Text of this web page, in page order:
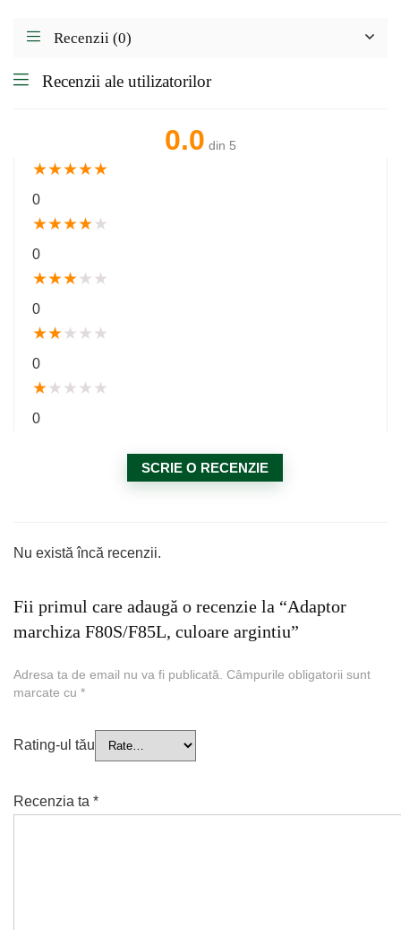
Recenzii (0)
Recenzii ale utilizatorilor
0.0 din 5
★★★★★
0
★★★★★
0
★★★★ ★
0
★★★ ★ ★
0
★★ ★ ★ ★
0
SCRIE O RECENZIE
Nu există încă recenzii.
Fii primul care adaugă o recenzie la “Adaptor
marchiza F80S/F85L, culoare argintiu”
Adresa ta de email nu va fi publicată. Câmpurile obligatorii sunt
marcate cu *
Rating-ul tău
Recenzia ta *